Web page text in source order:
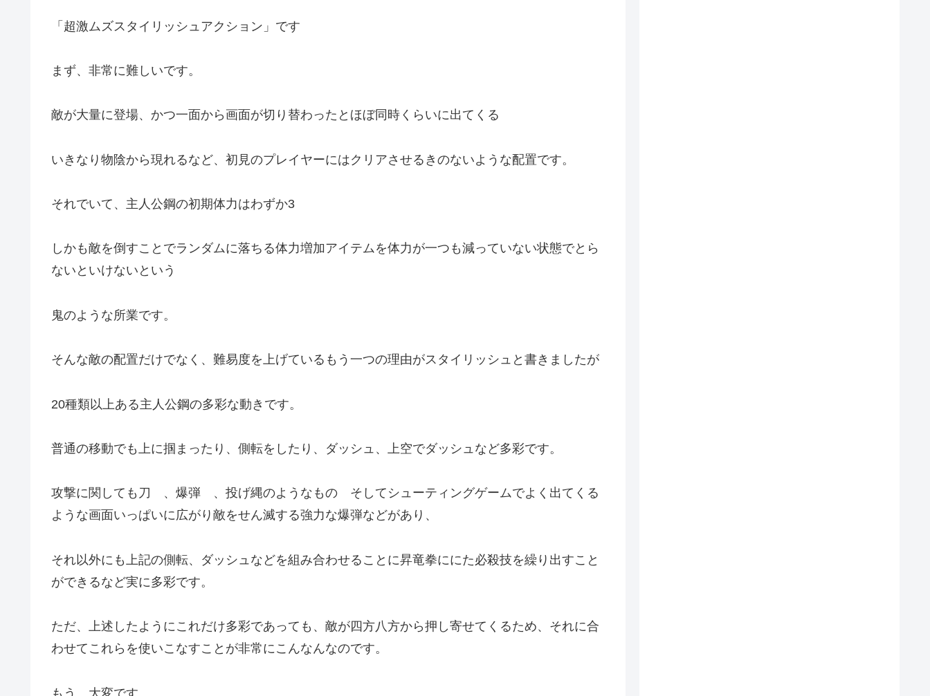
「超激ムズスタイリッシュアクション」です
まず、非常に難しいです。
敵が大量に登場、かつ一面から画面が切り替わったとほぼ同時くらいに出てくる
いきなり物陰から現れるなど、初見のプレイヤーにはクリアさせるきのないような配置です。
それでいて、主人公鋼の初期体力はわずか3
しかも敵を倒すことでランダムに落ちる体力増加アイテムを体力が一つも減っていない状態でとら
ないといけないという
鬼のような所業です。
そんな敵の配置だけでなく、難易度を上げているもう一つの理由がスタイリッシュと書きましたが
20種類以上ある主人公鋼の多彩な動きです。
普通の移動でも上に掴まったり、側転をしたり、ダッシュ、上空でダッシュなど多彩です。
攻撃に関しても刀 、爆弾 、投げ縄のようなもの そしてシューティングゲームでよく出てくる
ような画面いっぱいに広がり敵をせん滅する強力な爆弾などがあり、
それ以外にも上記の側転、ダッシュなどを組み合わせることに昇竜拳ににた必殺技を繰り出すこと
ができるなど実に多彩です。
ただ、上述したようにこれだけ多彩であっても、敵が四方八方から押し寄せてくるため、それに合
わせてこれらを使いこなすことが非常にこんなんなのです。
もう、大変です。